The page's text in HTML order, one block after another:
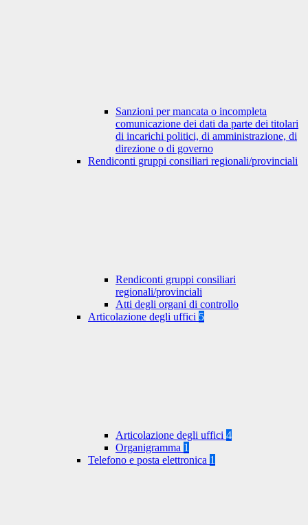
Sanzioni per mancata o incompleta
comunicazione dei dati da parte dei titolari
di incarichi politici, di amministrazione, di
direzione o di governo
Rendiconti gruppi consiliari regionali/provinciali
Rendiconti gruppi consiliari
regionali/provinciali
Atti degli organi di controllo
Articolazione degli uffici 5
Articolazione degli uffici 4
Organigramma 1
Telefono e posta elettronica 1